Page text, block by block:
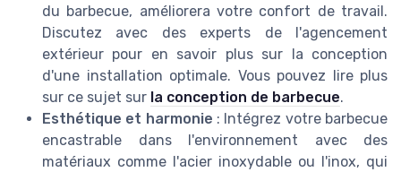
du barbecue, améliorera votre confort de travail.
Discutez avec des experts de l'agencement
extérieur pour en savoir plus sur la conception
d'une installation optimale. Vous pouvez lire plus
sur ce sujet sur la conception de barbecue.
Esthétique et harmonie : Intégrez votre barbecue
encastrable dans l'environnement avec des
matériaux comme l'acier inoxydable ou l'inox, qui